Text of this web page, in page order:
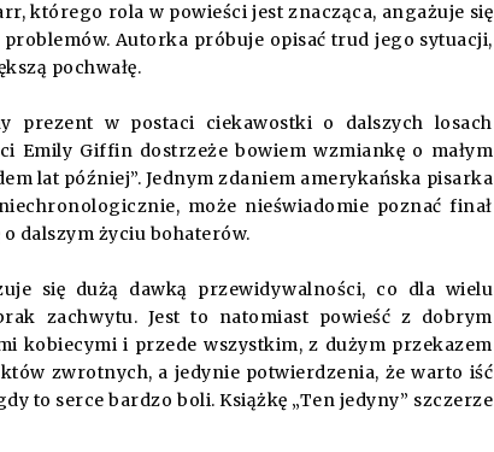
którego rola w powieści jest znacząca, angażuje się
Autorka próbuje opisać trud jego sytuacji,
pochwałę.
w postaci ciekawostki o dalszych losach
Emily Giffin dostrzeże bowiem wzmiankę o małym
lat później”. Jednym zdaniem amerykańska pisarka
może nieświadomie poznać finał
dalszym życiu bohaterów.
się dużą dawką przewidywalności, co dla wielu
zachwytu. Jest to natomiast powieść z dobrym
kobiecymi i przede wszystkim, z dużym przekazem
zwrotnych, a jedynie potwierdzenia, że warto iść
to serce bardzo boli. Książkę „Ten jedyny” szczerze